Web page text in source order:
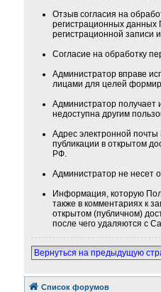
Отзыв согласия на
регистрационных данных
регистрационной записи
Согласие на обработку
Администратор вправе
лицами для целей
Администратор получает
недоступна другим
Адрес электронной
публикации в открытом
РФ.
Администратор не несет
Информация, которую
также в комментариях к
открытом (публичном)
после чего удаляются с
Вернуться на предыдущую
Список форумов